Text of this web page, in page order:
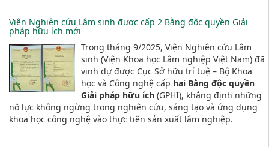
Viện Nghiên cứu Lâm sinh được cấp 2 Bằng độc quyền Giải
pháp hữu ích mới
Trong tháng 9/2025, Viện Nghiên cứu Lâm
sinh (Viện Khoa học Lâm nghiệp Việt Nam) đã
vinh dự được Cục Sở hữu trí tuệ – Bộ Khoa
học và Công nghệ cấp hai Bằng độc quyền
Giải pháp hữu ích (GPHI), khẳng định những
nỗ lực không ngừng trong nghiên cứu, sáng tạo và ứng dụng
khoa học công nghệ vào thực tiễn sản xuất lâm nghiệp.